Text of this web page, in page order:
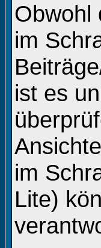
Obwohl
im
ist es
im
Lite)